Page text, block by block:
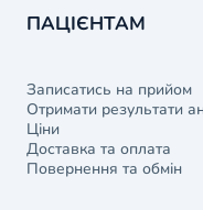
ПАЦІЄНТАМ
Записатись на прийом
Отримати результати
Ціни
Доставка та оплата
Повернення та обмін